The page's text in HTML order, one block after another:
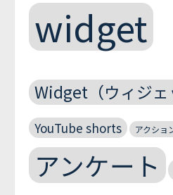
widget
Widget（ウィジェ
YouTube shorts
アクショ
アンケート